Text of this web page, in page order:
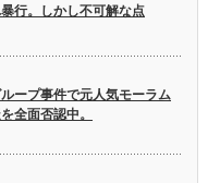
行。しかし不可解な点
ープ事件で元人気モーラム
全面否認中。